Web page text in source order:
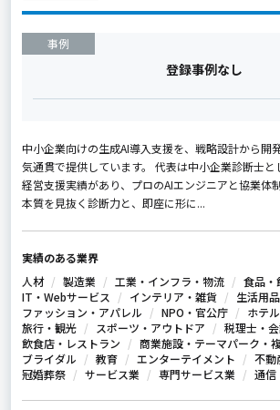
事例
登録事例なし
中小企業向けの生成AI導入支援を、戦略設計から開
気通貫で提供しています。 代表は中小企業診断士
経営支援実績があり、プロのAIエンジニアと協業体
本質を見抜く診断力と、即座に形に...
実績のある業界
人材
製造業 工業・インフラ・物流
食品・
IT・Webサービス
インテリア・雑貨
生活用
ファッション・アパレル
NPO・官公庁
ホテ
旅行・観光
スポーツ・アウトドア 税理士・
飲食店・レストラン
商業施設・テーマパーク・
ブライダル
教育 エンターテイメント
不動
冠婚葬祭
サービス業 専門サービス業 通信